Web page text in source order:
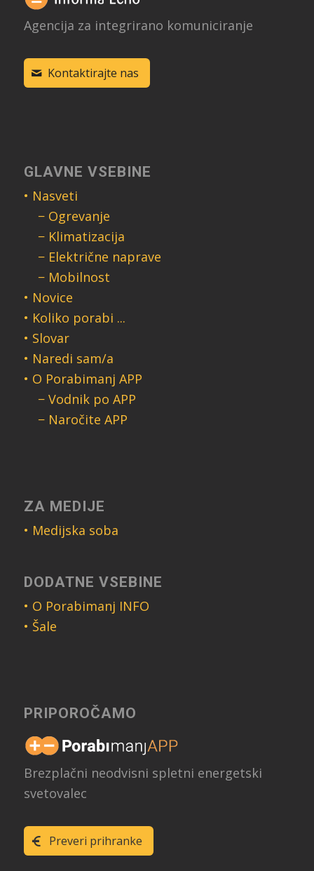
Agencija za integrirano komuniciranje
Kontaktirajte nas
GLAVNE VSEBINE
• Nasveti
− Ogrevanje
− Klimatizacija
− Električne naprave
− Mobilnost
• Novice
• Koliko porabi ...
• Slovar
• Naredi sam/a
• O Porabimanj APP
− Vodnik po APP
− Naročite APP
ZA MEDIJE
• Medijska soba
DODATNE VSEBINE
• O Porabimanj INFO
• Šale
PRIPOROČAMO
Brezplačni neodvisni spletni energetski
svetovalec
Preveri prihranke